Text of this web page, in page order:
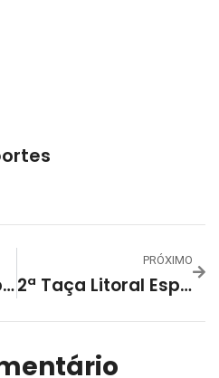
2ª Taça Litoral Esportes/Interfirmas 2024 – Finalistas Foram Conhecidos Na Noite De Quinta-Feira (05)
PRÓXIMO
2ª Taça Litoral Esportes – Transportes Klug E Fama Auto Peças Conquistam O Interfirmas 2024